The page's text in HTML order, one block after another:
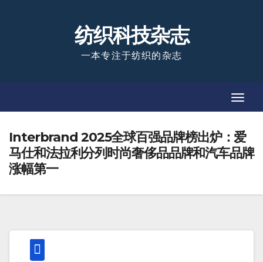
纺织科技杂志
一本专注于纺织的杂志
Interbrand 2025全球百强品牌榜出炉：爱
马仕和法拉利分列时尚奢侈品品牌和汽车品牌
涨幅第一